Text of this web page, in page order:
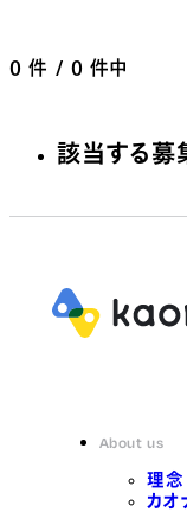
0 件 / 0 件中
該当する募
About us
理念
カオ